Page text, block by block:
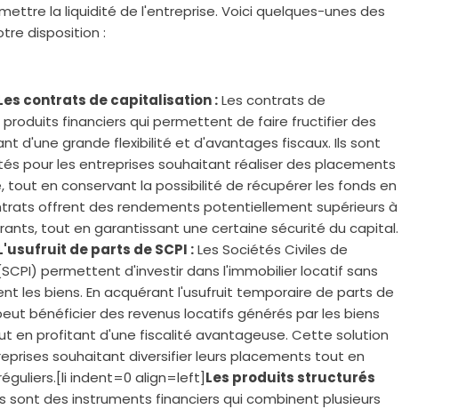
la liquidité de l'entreprise. Voici quelques-unes des
disposition :
contrats de capitalisation :Les contrats de
financiers qui permettent de faire fructifier des
d'une grande flexibilité et d'avantages fiscaux. Ils sont
pour les entreprises souhaitant réaliser des placements
en conservant la possibilité de récupérer les fonds en
offrent des rendements potentiellement supérieurs à
tout en garantissant une certaine sécurité du capital.
de parts de SCPI :Les Sociétés Civiles de
permettent d'investir dans l'immobilier locatif sans
les biens. En acquérant l'usufruit temporaire de parts de
bénéficier des revenus locatifs générés par les biens
en profitant d'une fiscalité avantageuse. Cette solution
souhaitant diversifier leurs placements tout en
indent=0 align=left]Les produits structurés
sont des instruments financiers qui combinent plusieurs